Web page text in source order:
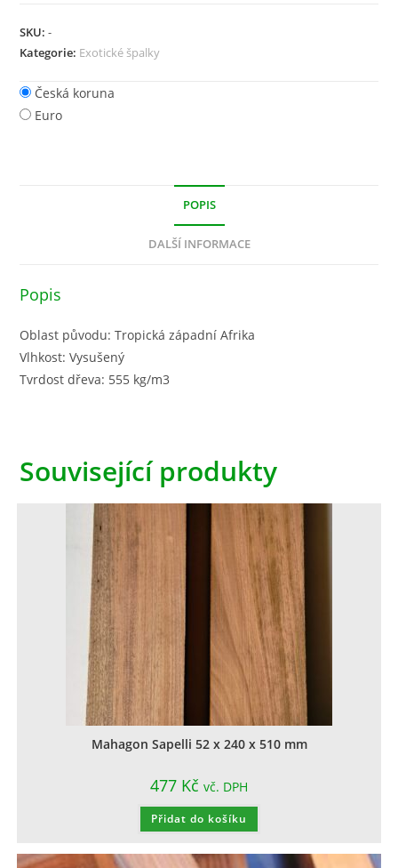
SKU:-
Kategorie: Exotické špalky
Česká koruna
Euro
POPIS
DALŠÍ INFORMACE
Popis
Oblast původu: Tropická západní Afrika
Vlhkost: Vysušený
Tvrdost dřeva: 555 kg/m3
Související produkty
Mahagon Sapelli 52 x 240 x 510 mm
477 Kč vč. DPH
Přidat do košíku